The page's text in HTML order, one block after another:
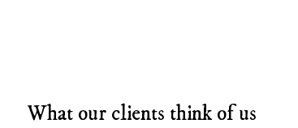
What our clients think of us